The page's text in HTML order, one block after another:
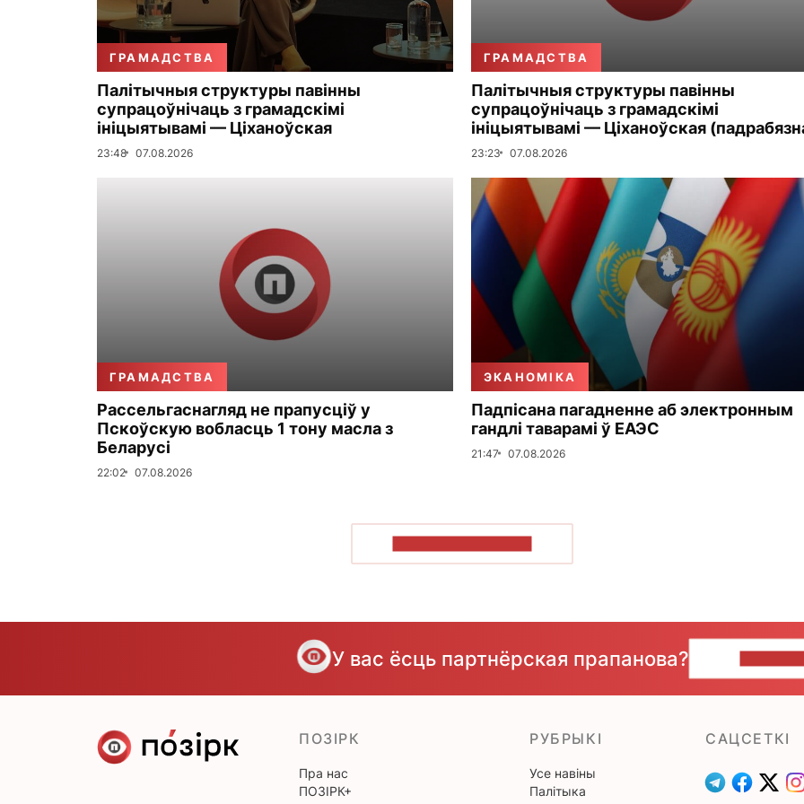
ГРАМАДСТВА
Палітычныя структуры павінны
супрацоўнічаць з грамадскімі
ініцыятывамі — Ціханоўская
23:48 07.08.2026
ГРАМАДСТВА
Палітычныя структуры павінны
супрацоўнічаць з грамадскімі
ініцыятывамі — Ціханоўская
23:23 07.08.2026
ГРАМАДСТВА
Рассельгаснагляд не прапусціў у
Пскоўскую вобласць 1 тону масла з
Беларусі
22:02 07.08.2026
ЭКАНОМІКА
Падпісана пагадненне аб электронным
гандлі таварамі ў ЕАЭС
21:47 07.08.2026
У вас ёсць партнёрская прапанова?
ПОЗІРК
Пра нас
ПОЗІРК+
РУБРЫКІ
Усе навіны
Палітыка
САЦСЕТКІ